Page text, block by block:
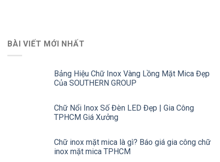
BÀI VIẾT MỚI NHẤT
Bảng Hiệu Chữ Inox Vàng Lồng Mặt Mica Đẹp
Của SOUTHERN GROUP
Chữ Nổi Inox Số Đèn LED Đẹp | Gia Công
TPHCM Giá Xưởng
Chữ inox mặt mica là gì? Báo giá gia công chữ
inox mặt mica TPHCM